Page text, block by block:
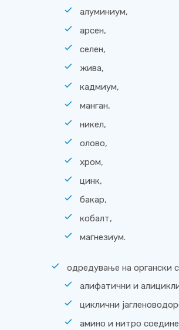
алуминиум,
арсен,
селен,
жива,
кадмиум,
манган,
никел,
олово,
хром,
цинк,
бакар,
кобалт,
магнезиум.
одредување на органски
алифатични и
циклични
амино и нитро